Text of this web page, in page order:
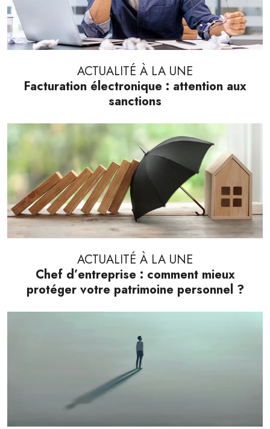
ACTUALITÉ À LA UNE
Facturation électronique : attention aux
sanctions
ACTUALITÉ À LA UNE
Chef d’entreprise : comment mieux
protéger votre patrimoine personnel ?